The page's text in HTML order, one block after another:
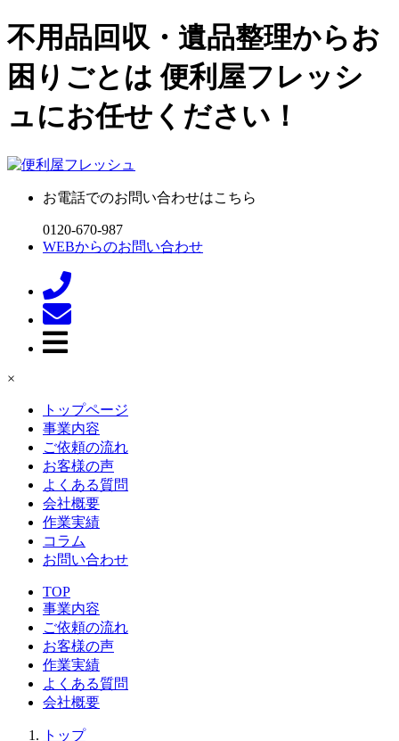
不用品回収・遺品整理からお
困りごとは 便利屋フレッシ
ュにお任せください！
お電話でのお問い合わせはこちら
0120-670-987
WEBからのお問い合わせ
×
トップページ
事業内容
ご依頼の流れ
お客様の声
よくある質問
会社概要
作業実績
コラム
お問い合わせ
TOP
事業内容
ご依頼の流れ
お客様の声
作業実績
よくある質問
会社概要
トップ